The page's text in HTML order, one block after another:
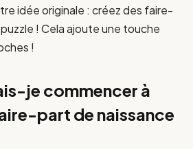
idée originale : créez des faire-
! Cela ajoute une touche
!
je commencer à
part de naissance